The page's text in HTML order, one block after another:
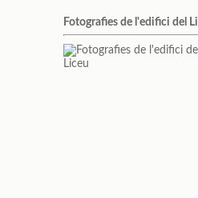
Fotografies de l'edifici del